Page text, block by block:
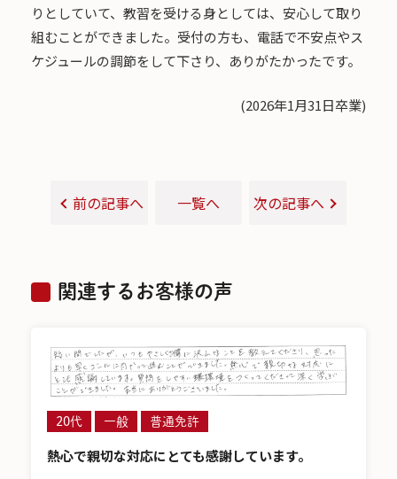
りとしていて、教習を受ける身としては、安心して取り
組むことができました。受付の方も、電話で不安点やス
ケジュールの調節をして下さり、ありがたかったです。
(2026年1月31日卒業)
前の記事へ 一覧へ 次の記事へ
関連するお客様の声
20代 一般 普通免許
熱心で親切な対応にとても感謝しています。